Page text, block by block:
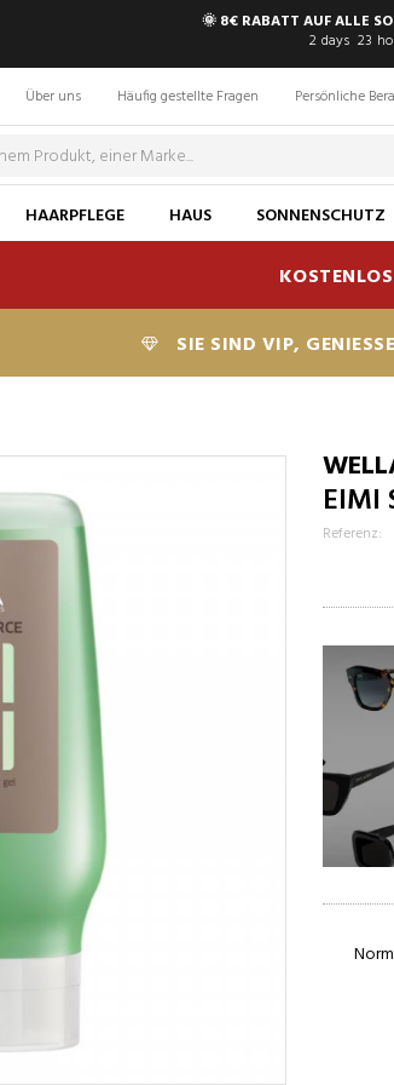
🌞 8€ RABATT AUF ALLE
2 days 23
Über uns Häufig gestellte Fragen Persönliche
HAARPFLEGE HAUS SONNENSCHUTZ
SIE SIND VIP,
EIMI
Referenz: